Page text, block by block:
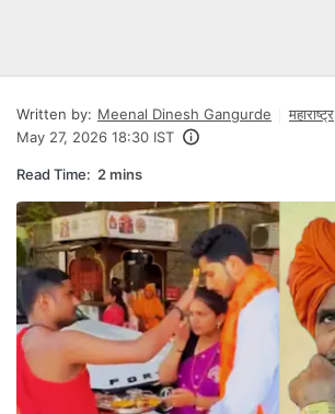
Written by: Meenal Dinesh Gangurde
महाराष्ट्र
May 27, 2026 18:30 IST
Read Time: 2 mins